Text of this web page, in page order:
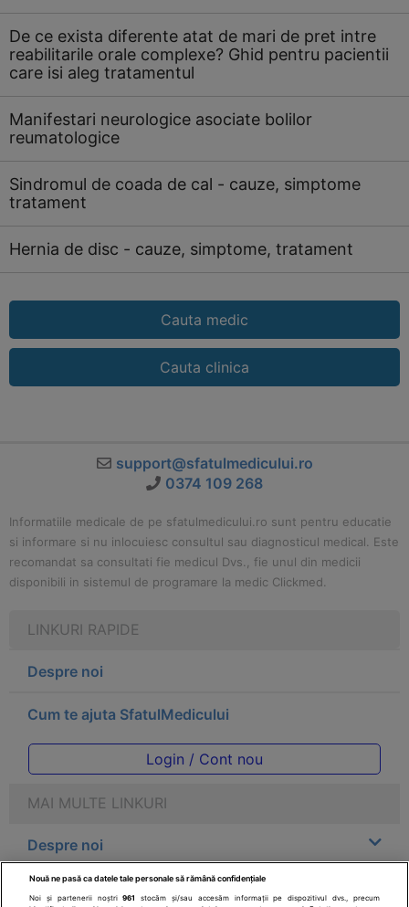
De ce exista diferente atat de mari de pret intre
reabilitarile orale complexe? Ghid pentru pacientii
care isi aleg tratamentul
Manifestari neurologice asociate bolilor
reumatologice
Sindromul de coada de cal - cauze, simptome
tratament
Hernia de disc - cauze, simptome, tratament
Cauta medic
Cauta clinica
support@sfatulmedicului.ro
0374 109 268
Informatiile medicale de pe sfatulmedicului.ro sunt pentru educatie
si informare si nu inlocuiesc consultul sau diagnosticul medical. Este
recomandat sa consultati fie medicul Dvs., fie unul din medicii
disponibili in sistemul de programare la medic Clickmed.
LINKURI RAPIDE
Despre noi
Cum te ajuta SfatulMedicului
Login / Cont nou
MAI MULTE LINKURI
Despre noi
Legal
Nouă ne pasă ca datele tale personale să rămână confidențiale
Noi și partenerii noștri961
stocăm și/sau accesăm informații pe dispozitivul dvs., precum